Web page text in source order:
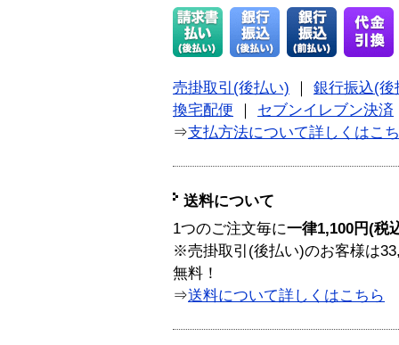
売掛取引(後払い)
銀行振込(後
換宅配便
セブンイレブン決済
⇒支払方法について詳しくはこ
送料について
1つのご注文毎に一律1,100円(税
※売掛取引(後払い)のお客様は
無料！
⇒送料について詳しくはこちら